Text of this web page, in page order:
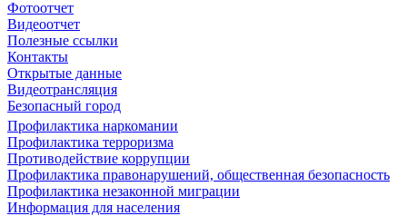
Фотоотчет
Видеоотчет
Полезные ссылки
Контакты
Открытые данные
Видеотрансляция
Безопасный город
Профилактика наркомании
Профилактика терроризма
Противодействие коррупции
Профилактика правонарушений, общественная безопасность
Профилактика незаконной миграции
Информация для населения